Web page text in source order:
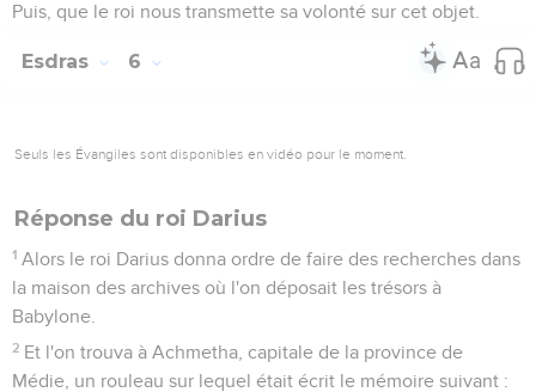
Puis, que le roi nous transmette sa volonté sur cet objet.
Esdras 6
Seuls les Évangiles sont disponibles en vidéo pour le moment.
Réponse du roi Darius
1 Alors le roi Darius donna ordre de faire des recherches dans
la maison des archives où l'on déposait les trésors à
Babylone.
2 Et l'on trouva à Achmetha, capitale de la province de
Médie, un rouleau sur lequel était écrit le mémoire suivant :